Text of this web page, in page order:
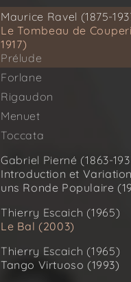
Maurice Ravel (1875-
Le Tombeau de
1917)
Prélude
Forlane
Rigaudon
Menuet
Toccata
Gabriel Pierné (1863-
Introduction et
uns Ronde Populaire
Thierry Escaich (1965)
Le Bal (2003)
Thierry Escaich (1965)
Tango Virtuoso (1993)